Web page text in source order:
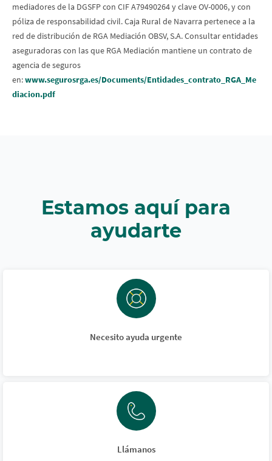
mediadores de la DGSFP con CIF A79490264 y clave OV-0006, y con
póliza de responsabilidad civil. Caja Rural de Navarra pertenece a la
red de distribución de RGA Mediación OBSV, S.A. Consultar entidades
aseguradoras con las que RGA Mediación mantiene un contrato de
agencia de seguros
en:www.segurosrga.es/Documents/Entidades_contrato_RGA_Me
diacion.pdf
Estamos aquí para
ayudarte
Necesito ayuda urgente
Llámanos